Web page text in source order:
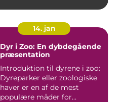
14. jan
Dyr i Zoo: En dybdegående
præsentation
Introduktion til dyrene i zoo:
Dyreparker eller zoologiske
haver er en af de mest
populære måder for...